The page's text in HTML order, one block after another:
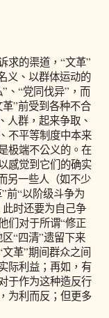
的渠道，“文革”
义、以群体运动的
、“党同伐异”，而
”前受到各种不合
人群，起来争取、
不平等制度中本来
极端不公义的。在
感觉到它们的确实
另一些人（如不少
前“以阶级斗争为
时还要为自己争
们对于所谓“修正
“四清”遗留下来
革”期间群众之间
际利益；再如，有
于作为这种造反行
为利而反；但更多